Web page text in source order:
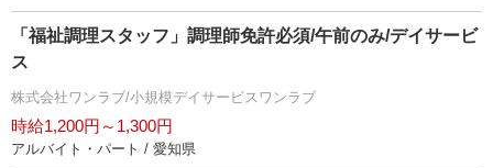
「福祉調理スタッフ」調理師免許必須/午前のみ/デイサービ
ス
株式会社ワンラブ/小規模デイサービスワンラブ
時給1,200円～1,300円
アルバイト・パート / 愛知県